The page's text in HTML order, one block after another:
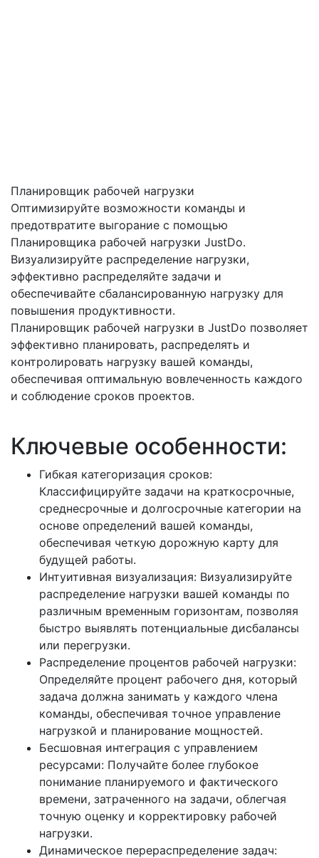
Планировщик рабочей нагрузки
Оптимизируйте возможности команды и
предотвратите выгорание с помощью
Планировщика рабочей нагрузки JustDo.
Визуализируйте распределение нагрузки,
эффективно распределяйте задачи и
обеспечивайте сбалансированную нагрузку для
повышения продуктивности.
Планировщик рабочей нагрузки в JustDo позволяет
эффективно планировать, распределять и
контролировать нагрузку вашей команды,
обеспечивая оптимальную вовлеченность каждого
и соблюдение сроков проектов.
Ключевые особенности:
Гибкая категоризация сроков:
Классифицируйте задачи на краткосрочные,
среднесрочные и долгосрочные категории на
основе определений вашей команды,
обеспечивая четкую дорожную карту для
будущей работы.
Интуитивная визуализация: Визуализируйте
распределение нагрузки вашей команды по
различным временным горизонтам, позволяя
быстро выявлять потенциальные дисбалансы
или перегрузки.
Распределение процентов рабочей нагрузки:
Определяйте процент рабочего дня, который
задача должна занимать у каждого члена
команды, обеспечивая точное управление
нагрузкой и планирование мощностей.
Бесшовная интеграция с управлением
ресурсами: Получайте более глубокое
понимание планируемого и фактического
времени, затраченного на задачи, облегчая
точную оценку и корректировку рабочей
нагрузки.
Динамическое перераспределение задач: